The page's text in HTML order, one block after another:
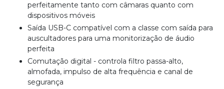
perfeitamente tanto com câmaras quanto com
dispositivos móveis
Saída USB-C compatível com a classe com saída para
auscultadores para uma monitorização de áudio
perfeita
Comutação digital - controla filtro passa-alto,
almofada, impulso de alta frequência e canal de
segurança